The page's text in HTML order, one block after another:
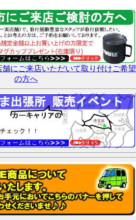
にご来店いただいて取り付けご希望
の方へ